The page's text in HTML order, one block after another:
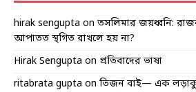
hirak sengupta on তসলিমার জয়ধ্বনি:
আপাতত স্থগিত রাখলে হয় না?
Hirak Sengupta on প্রতিবাদের ভাষা
ritabrata gupta on তিজন বাই— এক লড়াকু